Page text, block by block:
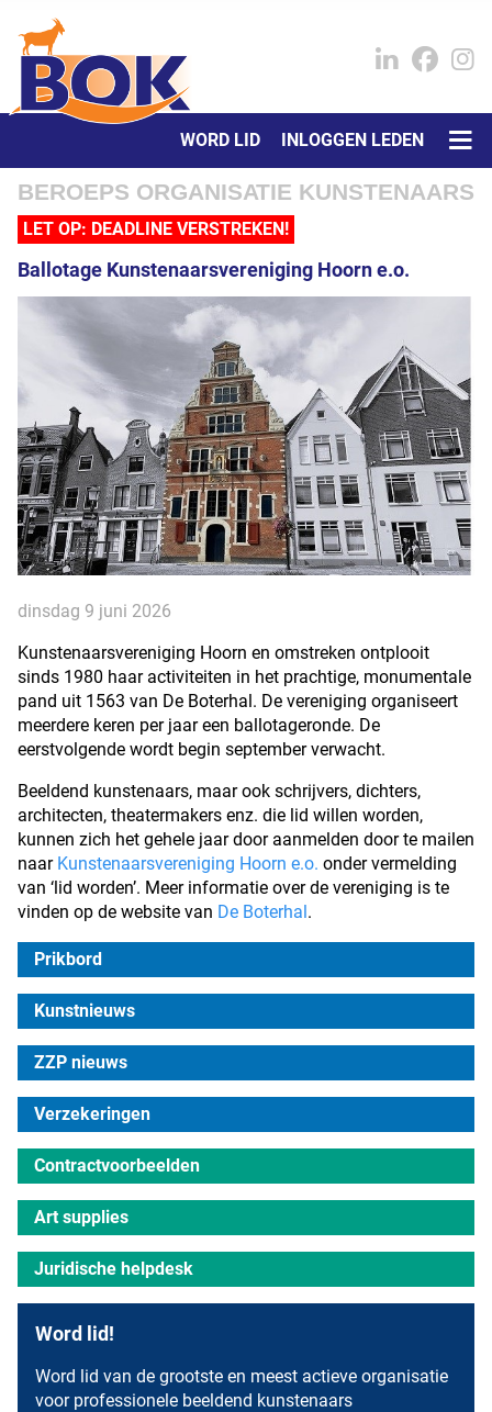
WORD LID INLOGGEN LEDEN
BEROEPS ORGANISATIE KUNSTENAARS
LET OP: DEADLINE VERSTREKEN!
Ballotage Kunstenaarsvereniging Hoorn e.o.
dinsdag 9 juni 2026
Kunstenaarsvereniging Hoorn en omstreken ontplooit
sinds 1980 haar activiteiten in het prachtige, monumentale
pand uit 1563 van De Boterhal. De vereniging organiseert
meerdere keren per jaar een ballotageronde. De
eerstvolgende wordt begin september verwacht.
Beeldend kunstenaars, maar ook schrijvers, dichters,
architecten, theatermakers enz. die lid willen worden,
kunnen zich het gehele jaar door aanmelden door te mailen
naar Kunstenaarsvereniging Hoorn e.o. onder vermelding
van ‘lid worden’. Meer informatie over de vereniging is te
vinden op de website van De Boterhal.
Prikbord
Kunstnieuws
ZZP nieuws
Verzekeringen
Contractvoorbeelden
Art supplies
Juridische helpdesk
Word lid!
Word lid van de grootste en meest actieve organisatie
voor professionele beeldend kunstenaars